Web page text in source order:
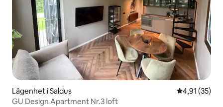
Lägenhet i Saldus 4,91 av 5 i
4,91 (35)
GU Design Apartment Nr.3 loft